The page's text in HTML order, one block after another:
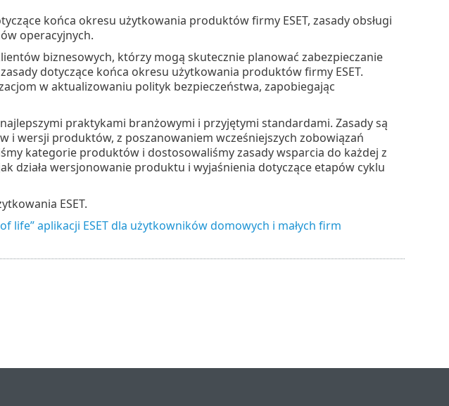
końca okresu użytkowania produktów firmy ESET, zasady obsługi
operacyjnych.
biznesowych, którzy mogą skutecznie planować zabezpieczanie
dotyczące końca okresu użytkowania produktów firmy ESET.
w aktualizowaniu polityk bezpieczeństwa, zapobiegając
praktykami branżowymi i przyjętymi standardami. Zasady są
i wersji produktów, z poszanowaniem wcześniejszych zobowiązań
kategorie produktów i dostosowaliśmy zasady wsparcia do każdej z
działa wersjonowanie produktu i wyjaśnienia dotyczące etapów cyklu
ESET.
life” aplikacji ESET dla użytkowników domowych i małych firm